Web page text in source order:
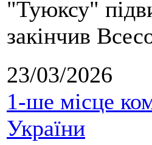
"Туюксу"
закінчив
23/03/2026
1-ше місце
України